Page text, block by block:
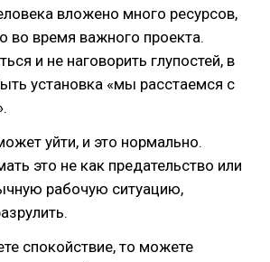
вложено много ресурсов,
во время важного проекта.
и не наговорить глупостей, в
установка «мы расстаемся с
уйти, и это нормально.
это не как предательство или
рабочую ситуацию,
спокойствие, то можете